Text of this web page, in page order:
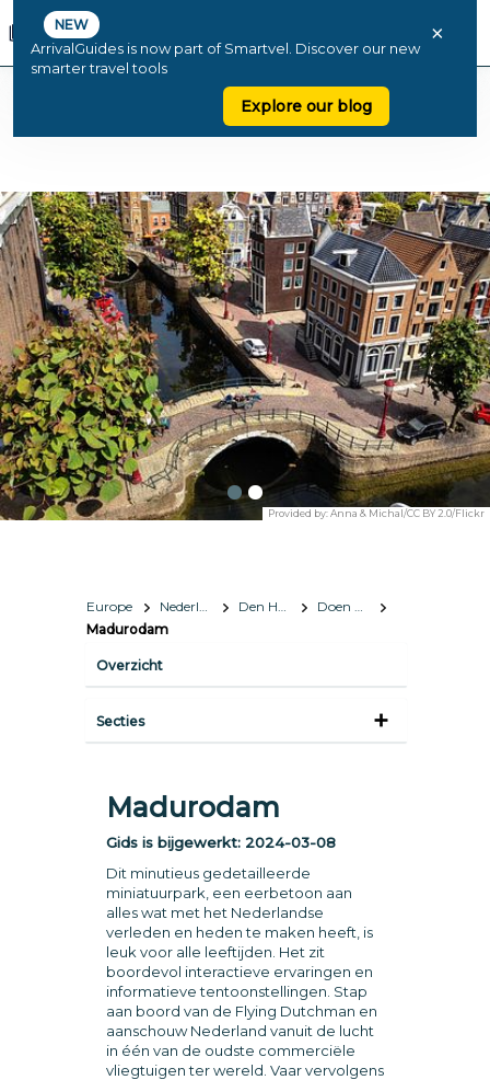
NEW
ArrivalGuides is now part of Smartvel. Discover our new
smarter travel tools
Explore our blog
×
Provided by:Anna & Michal/CC BY 2.0/Flickr
Europe Nederland Den Haag
Doen & zien
Madurodam
Overzicht
Secties
Madurodam
Gids is bijgewerkt: 2024-03-08
Dit minutieus gedetailleerde
miniatuurpark, een eerbetoon aan
alles wat met het Nederlandse
verleden en heden te maken heeft, is
leuk voor alle leeftijden. Het zit
boordevol interactieve ervaringen en
informatieve tentoonstellingen. Stap
aan boord van de Flying Dutchman en
aanschouw Nederland vanuit de lucht
in één van de oudste commerciële
vliegtuigen ter wereld. Vaar vervolgens